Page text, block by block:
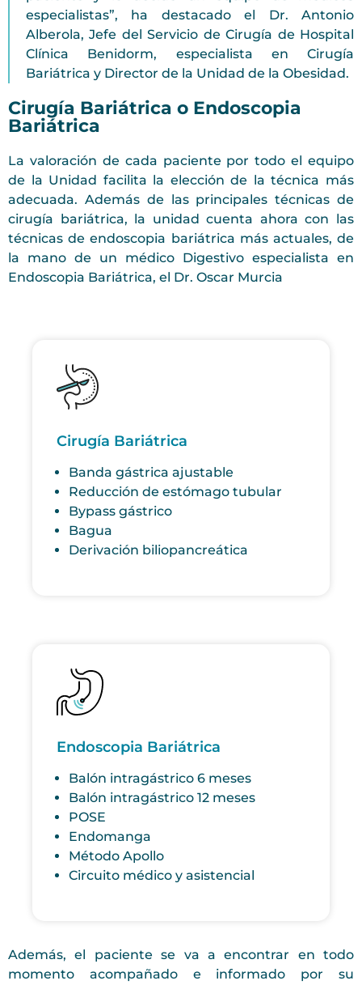
especialistas”, ha destacado el Dr. Antonio
Alberola, Jefe del Servicio de Cirugía de Hospital
Clínica Benidorm, especialista en Cirugía
Bariátrica y Director de la Unidad de la Obesidad.
Cirugía Bariátrica o Endoscopia
Bariátrica
La valoración de cada paciente por todo el equipo
de la Unidad facilita la elección de la técnica más
adecuada. Además de las principales técnicas de
cirugía bariátrica, la unidad cuenta ahora con las
técnicas de endoscopia bariátrica más actuales, de
la mano de un médico Digestivo especialista en
Endoscopia Bariátrica, el Dr. Oscar Murcia
Cirugía Bariátrica
Banda gástrica ajustable
Reducción de estómago tubular
Bypass gástrico
Bagua
Derivación biliopancreática
Endoscopia Bariátrica
Balón intragástrico 6 meses
Balón intragástrico 12 meses
POSE
Endomanga
Método Apollo
Circuito médico y asistencial
Además, el paciente se va a encontrar en todo
momento acompañado e informado por su